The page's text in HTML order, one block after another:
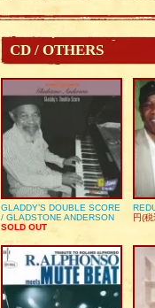
CD / OTHERS
GLADDY’S DOUBLE SCORE
/ GLADSTONE ANDERSON
SOLD OUT
円(